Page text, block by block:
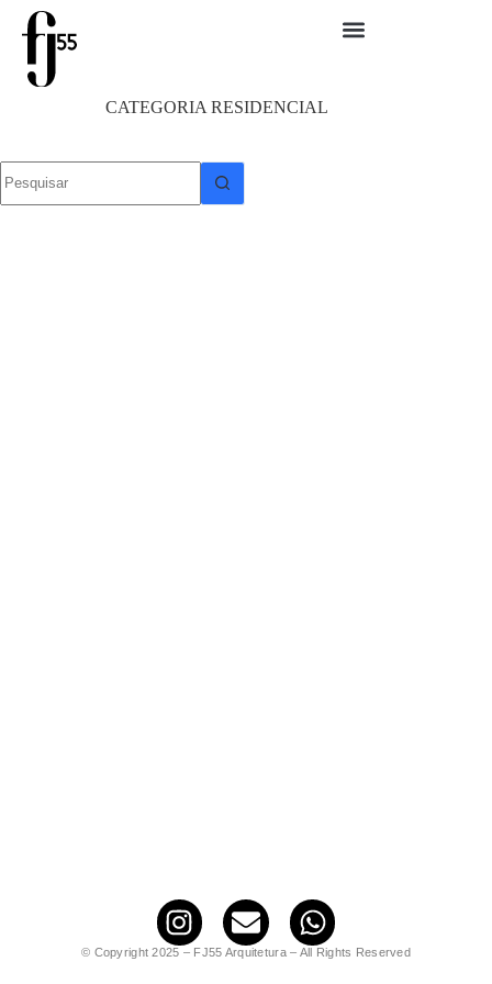
CATEGORIA RESIDENCIAL
© Copyright 2025 – FJ55 Arquitetura – All Rights Reserved